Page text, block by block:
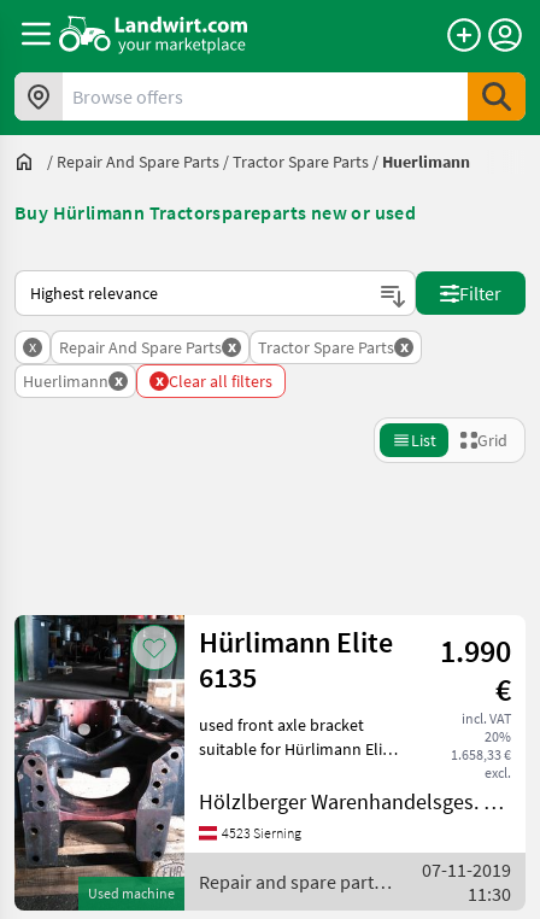
Browse offers
/ Repair And Spare Parts /Tractor Spare Parts / Huerlimann
Buy Hürlimann Tractorspareparts new or used
This is how sorting works on Landwirt.com
Filter
x Repair And Spare Parts x Tractor Spare Parts x
Huerlimann x x Clear all filters
List Grid
Category Place Filter
CURRENT
PATH
Agriculture
technology
Repair
And
Spare
Parts
Reset
Show
1
results
Used machine
Hürlimann Elite
6135
1.990
€
incl. VAT
20%
1.658,33 €
excl.
used front axle bracket
suitable for Hürlimann Elite
Lamborghini Repair and
spare parts Tractor spare
parts
Hölzlberger Warenhandelsges. m. b. H.
4523 Sierning
Repair and spare parts /
Hürlimann
07-11-2019
11:30